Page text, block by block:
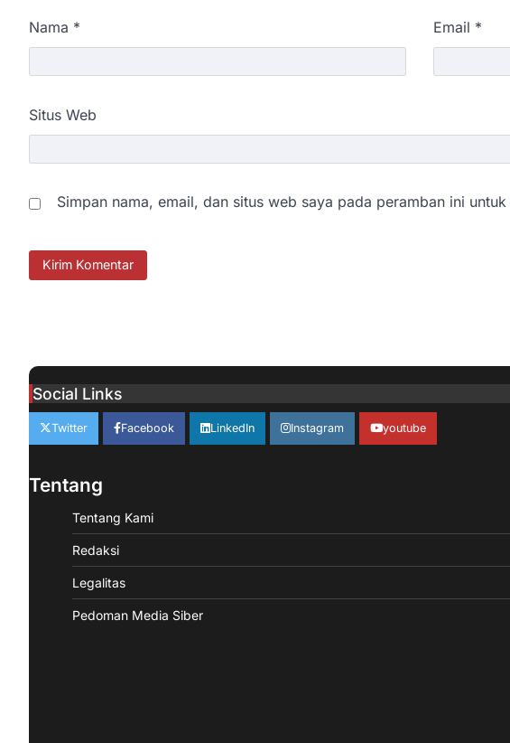
Nama * Email *
Situs Web
Simpan nama, email, dan situs web saya pada peramban ini
Social Links
Twitter Facebook LinkedIn Instagram youtube
Tentang
Tentang Kami
Redaksi
Legalitas
Pedoman Media Siber